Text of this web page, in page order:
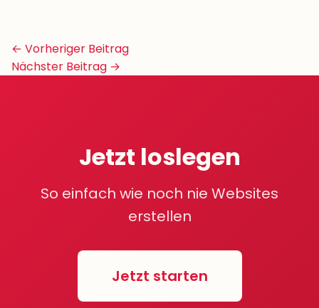
Beitrags-
Navigation
← Vorheriger Beitrag
Nächster Beitrag →
Jetzt loslegen
So einfach wie noch nie Websites
erstellen
Jetzt starten